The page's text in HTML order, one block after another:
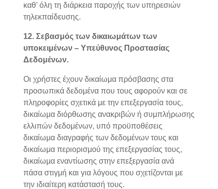
καθ’ όλη τη διάρκεια παροχής των υπηρεσιών
τηλεκπαίδευσης.
12. Σεβασμός των δικαιωμάτων των
υποκειμένων – Υπεύθυνος Προστασίας
Δεδομένων.
Οι χρήστες έχουν δικαίωμα πρόσβασης στα
προσωπικά δεδομένα που τους αφορούν και σε
πληροφορίες σχετικά με την επεξεργασία τους,
δικαίωμα διόρθωσης ανακριβών ή συμπλήρωσης
ελλιπών δεδομένων, υπό προϋποθέσεις
δικαίωμα διαγραφής των δεδομένων τους και
δικαίωμα περιορισμού της επεξεργασίας τους,
δικαίωμα εναντίωσης στην επεξεργασία ανά
πάσα στιγμή και για λόγους που σχετίζονται με
την ιδιαίτερη κατάστασή τους.